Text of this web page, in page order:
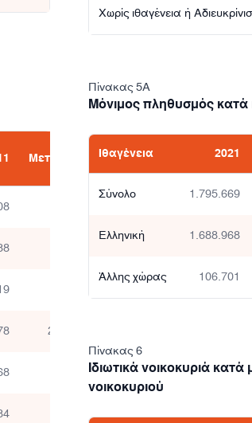
Μεταβολή
2.410,1
Χωρίς ιθαγένεια ή
Πίνακας 5A
Μόνιμος πληθυσμός κατά
Ιθαγένεια 2021
Σύνολο 1.795.669
Ελληνική 1.688.968
Άλλης χώρας 106.701
Πίνακας 6
Ιδιωτικά νοικοκυριά κατά
νοικοκυριού